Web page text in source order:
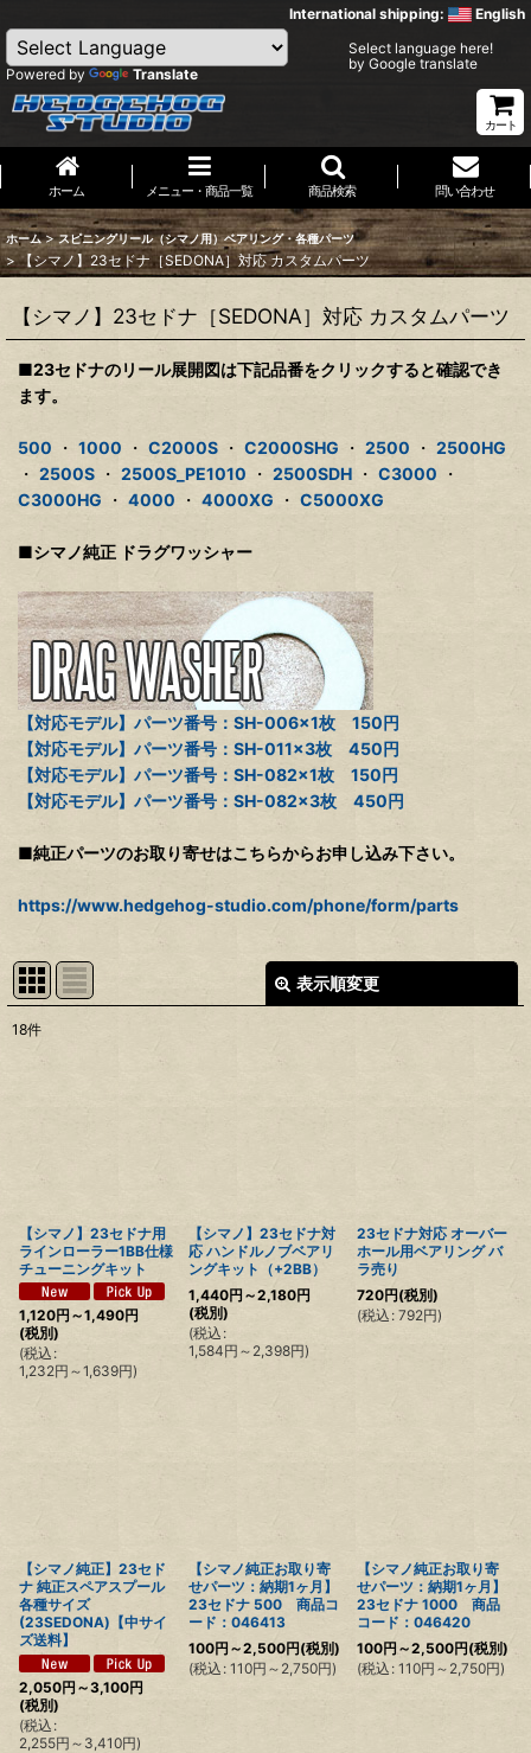
International shipping: English
Powered by Translate
Select language here!
by Google translate
カート
ホーム メニュー・商品一覧 商品検索 問い合わせ
ホーム > スピニングリール（シマノ用）ベアリング・各種パーツ
> 【シマノ】23セドナ［SEDONA］対応 カスタムパーツ
【シマノ】23セドナ［SEDONA］対応 カスタムパーツ
■23セドナのリール展開図は下記品番をクリックすると確認でき
ます。
500 ・ 1000 ・ C2000S ・ C2000SHG ・ 2500 ・ 2500HG
・ 2500S ・ 2500S_PE1010 ・ 2500SDH ・ C3000 ・
C3000HG ・ 4000 ・ 4000XG ・ C5000XG
■シマノ純正 ドラグワッシャー
【対応モデル】パーツ番号：SH-006×1枚 150円
【対応モデル】パーツ番号：SH-011×3枚 450円
【対応モデル】パーツ番号：SH-082×1枚 150円
【対応モデル】パーツ番号：SH-082×3枚 450円
■純正パーツのお取り寄せはこちらからお申し込み下さい。
https://www.hedgehog-studio.com/phone/form/parts
表示順変更
絞り込む
18件
【シマノ】23セドナ用
ラインローラー1BB仕様
チューニングキット
1,120円 ～1,490円
(税別)
(税込 :
1,232円 ～1,639円)
【シマノ】23セドナ対
応 ハンドルノブベアリ
ングキット（+2BB）
1,440円 ～2,180円
(税別)
(税込 :
1,584円 ～2,398円)
23セドナ対応 オーバー
ホール用ベアリング バ
ラ売り
720円(税別)
(税込 : 792円)
【シマノ純正】23セド
ナ 純正スペアスプール
各種サイズ
(23SEDONA)【中サイ
ズ送料】
2,050円 ～3,100円
(税別)
(税込 :
2,255円 ～3,410円)
【シマノ純正お取り寄
せパーツ：納期1ヶ月】
23セドナ 500 商品コ
ード：046413
100円 ～2,500円(税別)
(税込 : 110円 ～2,750円)
【シマノ純正お取り寄
せパーツ：納期1ヶ月】
23セドナ 1000 商品
コード：046420
100円 ～2,500円(税別)
(税込 : 110円 ～2,750円)